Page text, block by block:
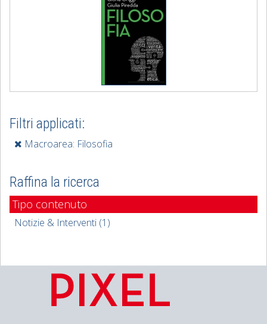
Filtri applicati:
Macroarea: Filosofia
Raffina la ricerca
Tipo contenuto
Notizie & Interventi (1)